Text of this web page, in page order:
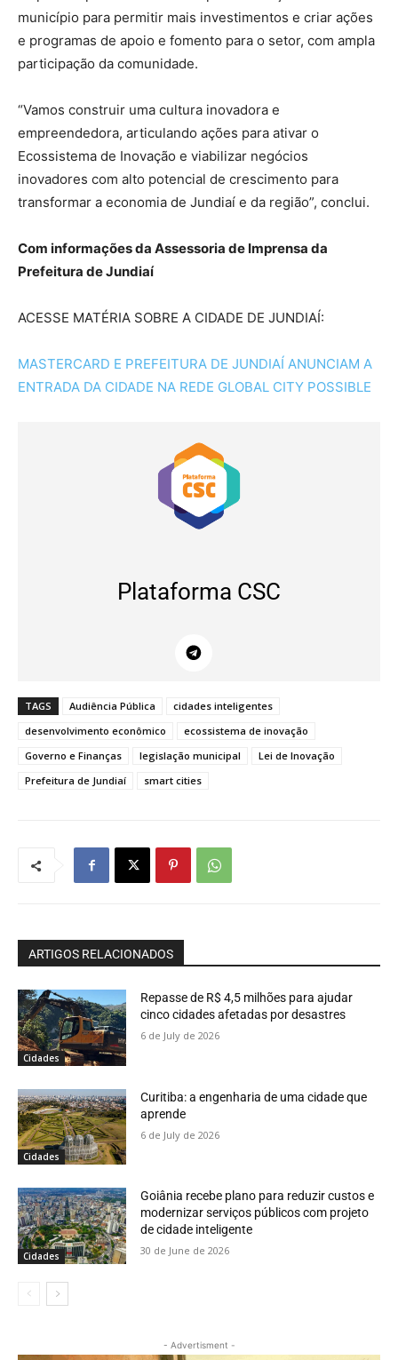
município para permitir mais investimentos e criar ações
e programas de apoio e fomento para o setor, com ampla
participação da comunidade.
“Vamos construir uma cultura inovadora e
empreendedora, articulando ações para ativar o
Ecossistema de Inovação e viabilizar negócios
inovadores com alto potencial de crescimento para
transformar a economia de Jundiaí e da região”, conclui.
Com informações da Assessoria de Imprensa da
Prefeitura de Jundiaí
ACESSE MATÉRIA SOBRE A CIDADE DE JUNDIAÍ:
MASTERCARD E PREFEITURA DE JUNDIAÍ ANUNCIAM A
ENTRADA DA CIDADE NA REDE GLOBAL CITY POSSIBLE
Plataforma CSC
TAGS Audiência Pública
cidades inteligentes
desenvolvimento econômico
ecossistema de inovação
Governo e Finanças
legislação municipal
Lei de Inovação
Prefeitura de Jundiaí
smart cities
ARTIGOS RELACIONADOS
Cidades
Repasse de R$ 4,5 milhões para ajudar
cinco cidades afetadas por desastres
6 de July de 2026
Cidades
Curitiba: a engenharia de uma cidade que
aprende
6 de July de 2026
Cidades
Goiânia recebe plano para reduzir custos e
modernizar serviços públicos com projeto
de cidade inteligente
30 de June de 2026
- Advertisment -